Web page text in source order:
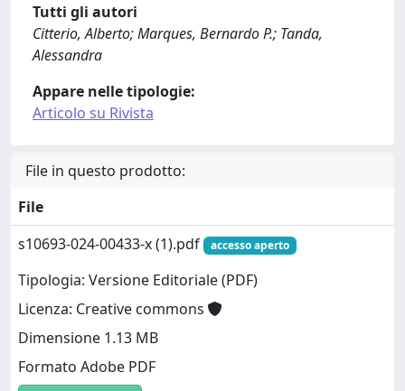
Tutti gli autori
Citterio, Alberto; Marques, Bernardo P.; Tanda,
Alessandra
Appare nelle tipologie:
Articolo su Rivista
File in questo prodotto:
File
s10693-024-00433-x (1).pdf
accesso aperto
Tipologia: Versione Editoriale (PDF)
Licenza: Creative commons
Dimensione 1.13 MB
Formato Adobe PDF